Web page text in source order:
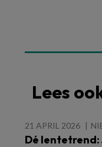
Lees
21 APRIL 2026
Dé lentetrend: